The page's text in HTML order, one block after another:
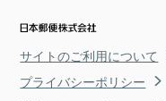
サイトのご利用について
プライバシーポリシー